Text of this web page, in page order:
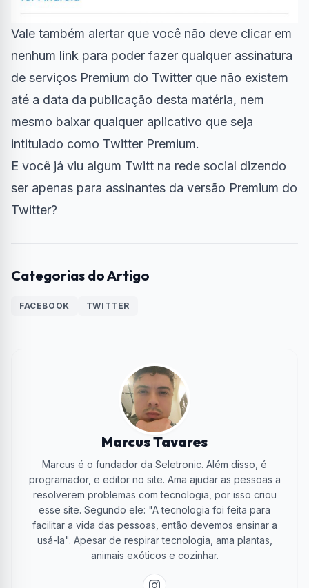
Vale também alertar que você não deve clicar em
nenhum link para poder fazer qualquer assinatura
de serviços Premium do Twitter que não existem
até a data da publicação desta matéria, nem
mesmo baixar qualquer aplicativo que seja
intitulado como Twitter Premium.
E você já viu algum Twitt na rede social dizendo
ser apenas para assinantes da versão Premium do
Twitter?
Categorias do Artigo
FACEBOOK TWITTER
Marcus Tavares
Marcus é o fundador da Seletronic. Além disso, é
programador, e editor no site. Ama ajudar as pessoas a
resolverem problemas com tecnologia, por isso criou
esse site. Segundo ele: "A tecnologia foi feita para
facilitar a vida das pessoas, então devemos ensinar a
usá-la". Apesar de respirar tecnologia, ama plantas,
animais exóticos e cozinhar.